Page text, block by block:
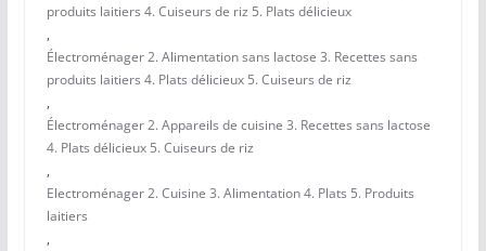
produits laitiers 4. Cuiseurs de riz 5. Plats délicieux
,
Électroménager 2. Alimentation sans lactose 3. Recettes sans
produits laitiers 4. Plats délicieux 5. Cuiseurs de riz
,
Électroménager 2. Appareils de cuisine 3. Recettes sans lactose
4. Plats délicieux 5. Cuiseurs de riz
,
Electroménager 2. Cuisine 3. Alimentation 4. Plats 5. Produits
laitiers
,